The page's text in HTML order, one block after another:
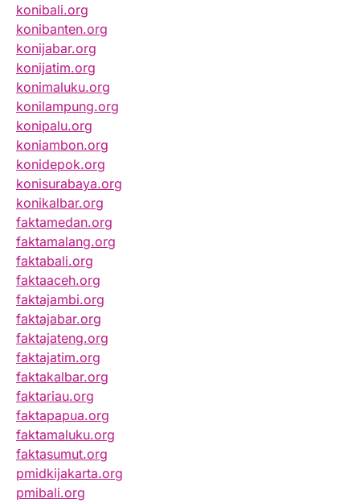
konibali.org
konibanten.org
konijabar.org
konijatim.org
konimaluku.org
konilampung.org
konipalu.org
koniambon.org
konidepok.org
konisurabaya.org
konikalbar.org
faktamedan.org
faktamalang.org
faktabali.org
faktaaceh.org
faktajambi.org
faktajabar.org
faktajateng.org
faktajatim.org
faktakalbar.org
faktariau.org
faktapapua.org
faktamaluku.org
faktasumut.org
pmidkijakarta.org
pmibali.org